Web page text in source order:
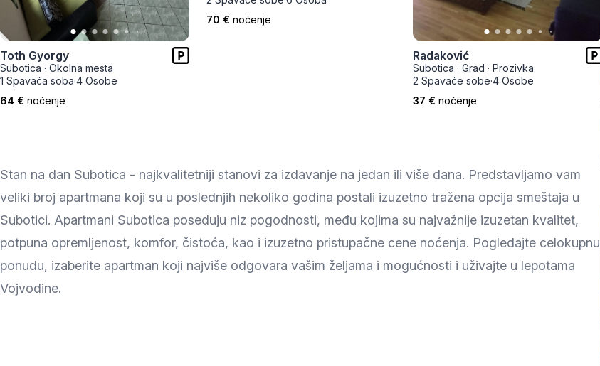
Toth Gyorgy
Subotica · Okolna mesta
1 Spavaća soba·4 Osobe
64 € noćenje
70 € noćenje
Radaković
Subotica · Grad · Prozivka
2 Spavaće sobe·4 Osobe
37 € noćenje
Stan na dan Subotica - najkvalitetniji stanovi za izdavanje na jedan ili više dana. Predstavljamo vam
veliki broj apartmana koji su u poslednjih nekoliko godina postali izuzetno tražena opcija smeštaja u
Subotici. Apartmani Subotica poseduju niz pogodnosti, među kojima su najvažnije izuzetan kvalitet,
potpuna opremljenost, komfor, čistoća, kao i izuzetno pristupačne cene noćenja. Pogledajte celokupnu
ponudu, izaberite apartman koji najviše odgovara vašim željama i mogućnosti i uživajte u lepotama
Vojvodine.